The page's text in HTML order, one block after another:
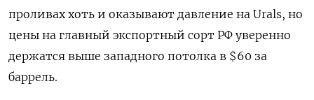
проливах хоть и оказывают давление на Urals, но
цены на главный экспортный сорт РФ уверенно
держатся выше западного потолка в $60 за
баррель.